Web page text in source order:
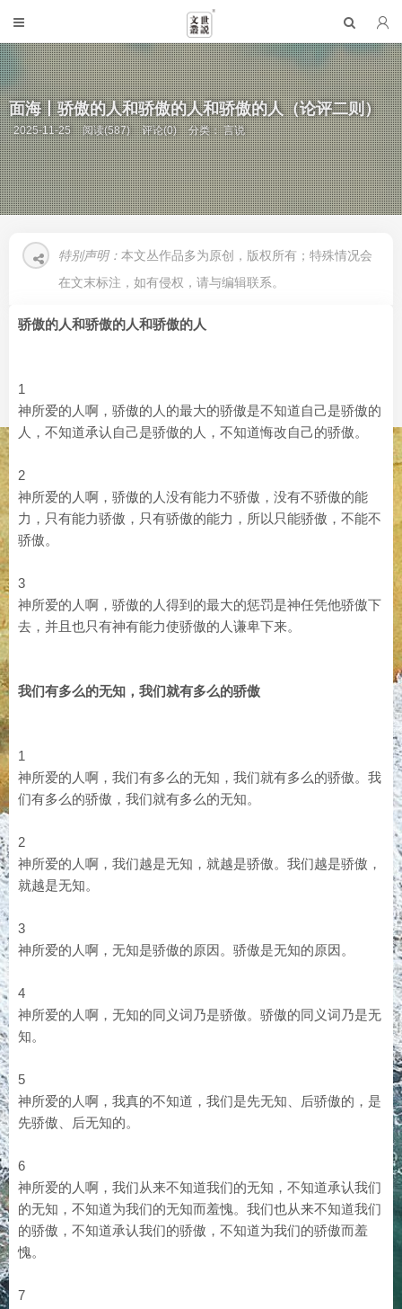
面海丨骄傲的人和骄傲的人和骄傲的人（论评二则）
2025-11-25 阅读(587) 评论(0) 分类：言说
特别声明： 本文丛作品多为原创，版权所有；特殊情况会
在文末标注，如有侵权，请与编辑联系。
骄傲的人和骄傲的人和骄傲的人
1
神所爱的人啊，骄傲的人的最大的骄傲是不知道自己是骄傲的
人，不知道承认自己是骄傲的人，不知道悔改自己的骄傲。
2
神所爱的人啊，骄傲的人没有能力不骄傲，没有不骄傲的能
力，只有能力骄傲，只有骄傲的能力，所以只能骄傲，不能不
骄傲。
3
神所爱的人啊，骄傲的人得到的最大的惩罚是神任凭他骄傲下
去，并且也只有神有能力使骄傲的人谦卑下来。
我们有多么的无知，我们就有多么的骄傲
1
神所爱的人啊，我们有多么的无知，我们就有多么的骄傲。我
们有多么的骄傲，我们就有多么的无知。
2
神所爱的人啊，我们越是无知，就越是骄傲。我们越是骄傲，
就越是无知。
3
神所爱的人啊，无知是骄傲的原因。骄傲是无知的原因。
4
神所爱的人啊，无知的同义词乃是骄傲。骄傲的同义词乃是无
知。
5
神所爱的人啊，我真的不知道，我们是先无知、后骄傲的，是
先骄傲、后无知的。
6
神所爱的人啊，我们从来不知道我们的无知，不知道承认我们
的无知，不知道为我们的无知而羞愧。我们也从来不知道我们
的骄傲，不知道承认我们的骄傲，不知道为我们的骄傲而羞
愧。
7